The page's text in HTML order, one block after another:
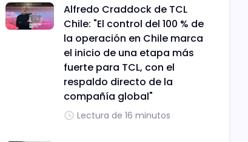
Alfredo Craddock de TCL
Chile: "El control del 100 % de
la operación en Chile marca
el inicio de una etapa más
fuerte para TCL, con el
respaldo directo de la
compañía global"
Lectura de 16 minutos